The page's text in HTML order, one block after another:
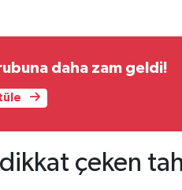
daha zam geldi!
çeken